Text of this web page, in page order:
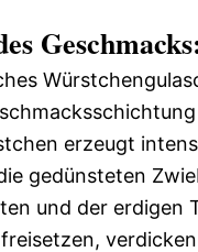
erzeugt
gedünsteten
und der